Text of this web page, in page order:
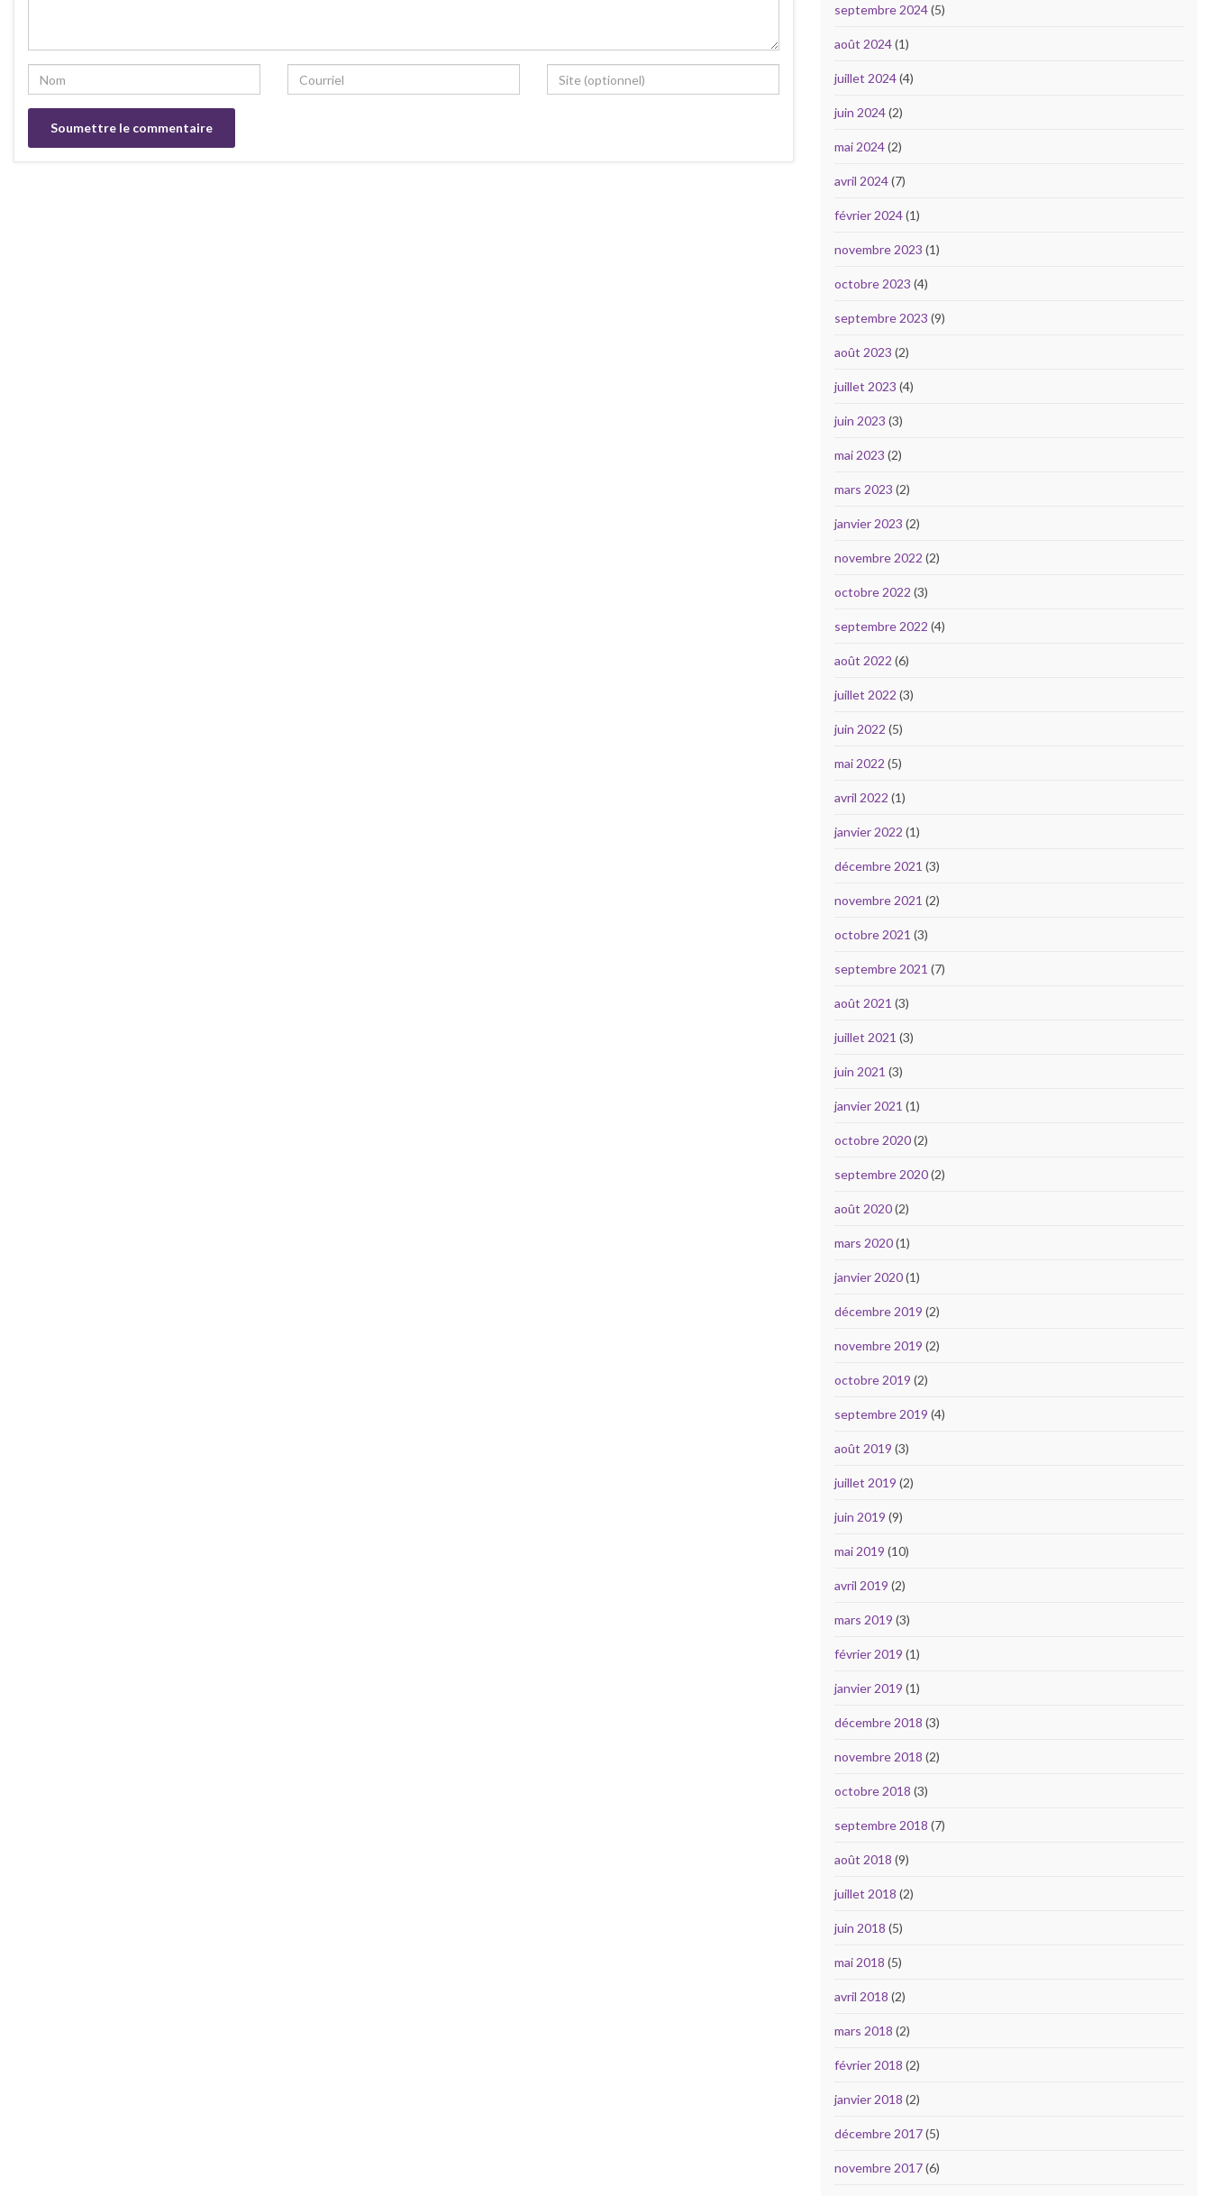
septembre 2024(5)
août 2024(1)
juillet 2024(4)
juin 2024(2)
mai 2024(2)
avril 2024(7)
février 2024(1)
novembre 2023 (1)
octobre 2023 (4)
septembre 2023 (9)
août 2023 (2)
juillet 2023 (4)
juin 2023 (3)
mai 2023 (2)
mars 2023 (2)
janvier 2023 (2)
novembre 2022 (2)
octobre 2022 (3)
septembre 2022 (4)
août 2022 (6)
juillet 2022 (3)
juin 2022 (5)
mai 2022 (5)
avril 2022 (1)
janvier 2022 (1)
décembre 2021 (3)
novembre 2021 (2)
octobre 2021 (3)
septembre 2021 (7)
août 2021 (3)
juillet 2021 (3)
juin 2021 (3)
janvier 2021 (1)
octobre 2020(2)
septembre 2020(2)
août 2020(2)
mars 2020(1)
janvier 2020(1)
décembre 2019 (2)
novembre 2019 (2)
octobre 2019 (2)
septembre 2019 (4)
août 2019 (3)
juillet 2019 (2)
juin 2019 (9)
mai 2019 (10)
avril 2019 (2)
mars 2019 (3)
février 2019 (1)
janvier 2019 (1)
décembre 2018 (3)
novembre 2018 (2)
octobre 2018 (3)
septembre 2018 (7)
août 2018 (9)
juillet 2018 (2)
juin 2018 (5)
mai 2018 (5)
avril 2018 (2)
mars 2018 (2)
février 2018 (2)
janvier 2018 (2)
décembre 2017(5)
novembre 2017(6)